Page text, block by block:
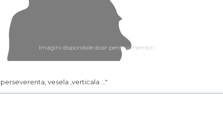
Imagini disponibile doar pentru membri
perseverenta, vesela ,verticala ..."